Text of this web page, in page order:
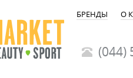
БРЕНДЫ О
(044)